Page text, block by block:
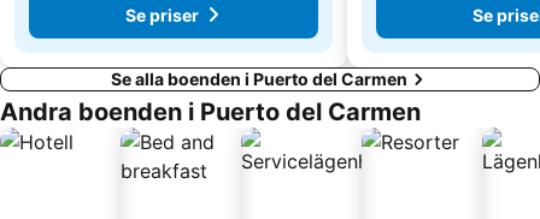
Se priser
Se
Se alla boenden i Puerto del Carmen
Andra boenden i Puerto del Carmen